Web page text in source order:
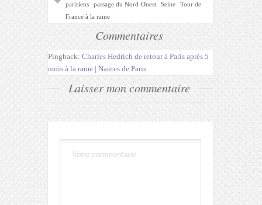
parisiens
passage du Nord-Ouest Seine
Tour de
France à la rame
Commentaires
Pingback: Charles Hedrich de retour à Paris après 5
mois à la rame | Nautes de Paris
Laisser mon commentaire